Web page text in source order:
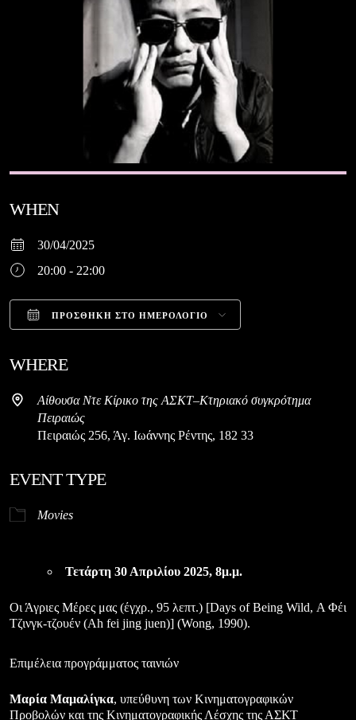
WHEN
30/04/2025
20:00 - 22:00
ΠΡΟΣΘΉΚΗ ΣΤΟ ΗΜΕΡΟΛΌΓΙΟ
WHERE
Αίθουσα Ντε Κίρικο της ΑΣΚΤ–Κτηριακό συγκρότημα
Πειραιώς
Πειραιώς 256, Άγ. Ιωάννης Ρέντης, 182 33
EVENT TYPE
Movies
Τετάρτη 30 Απριλίου 2025, 8μ.μ.
Οι Άγριες Μέρες μας (έγχρ., 95 λεπτ.) [Days of Being Wild, Α Φέι
Τζινγκ-τζουέν (Ah fei jing juen)] (Wong, 1990).
Επιμέλεια προγράμματος ταινιών
Μαρία Μαμαλίγκα, υπεύθυνη των Κινηματογραφικών
Προβολών και της Κινηματογραφικής Λέσχης της ΑΣΚΤ